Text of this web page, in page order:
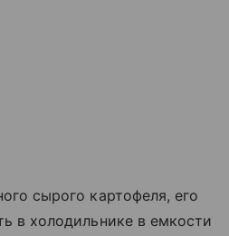
сырого картофеля, его
в холодильнике в емкости